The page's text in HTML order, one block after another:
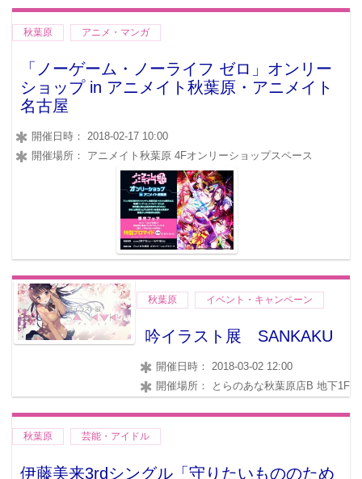
秋葉原 アニメ・マンガ
「ノーゲーム・ノーライフ ゼロ」オンリー
ショップ in アニメイト秋葉原・アニメイト
名古屋
開催日時： 2018-02-17 10:00
開催場所： アニメイト秋葉原 4Fオンリーショップスペース
秋葉原 イベント・キャンペーン
吟イラスト展 SANKAKU
開催日時： 2018-03-02 12:00
開催場所： とらのあな秋葉原店B 地下1F
秋葉原 芸能・アイドル
伊藤美来3rdシングル「守りたいもののため